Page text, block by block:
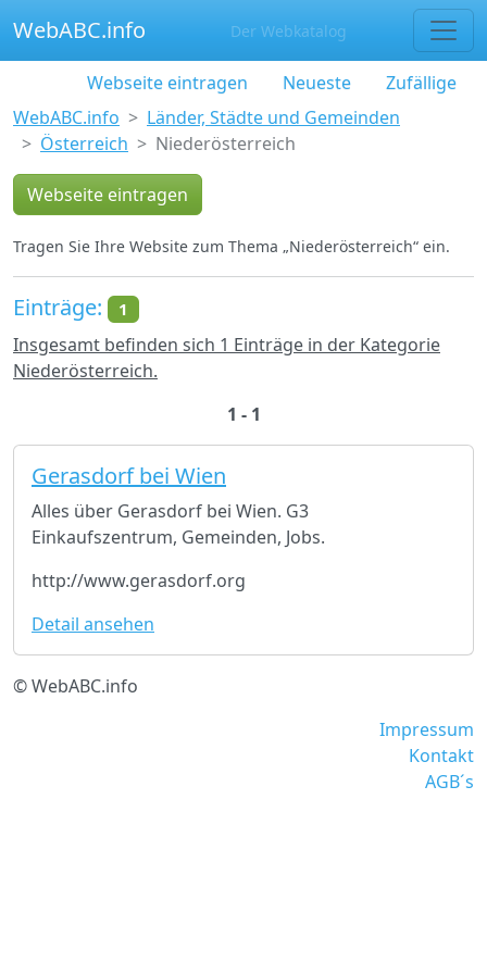
WebABC.info Der Webkatalog
Webseite eintragen Neueste
Zufällige
WebABC.info
Länder, Städte und Gemeinden
Österreich
Niederösterreich
Webseite eintragen
Tragen Sie Ihre Website zum Thema „Niederösterreich“ ein.
Einträge: 1
Insgesamt befinden sich 1 Einträge in der Kategorie
Niederösterreich.
1 - 1
Gerasdorf bei Wien
Alles über Gerasdorf bei Wien. G3
Einkaufszentrum, Gemeinden, Jobs.
http://www.gerasdorf.org
Detail ansehen
© WebABC.info
Impressum
Kontakt
AGB´s